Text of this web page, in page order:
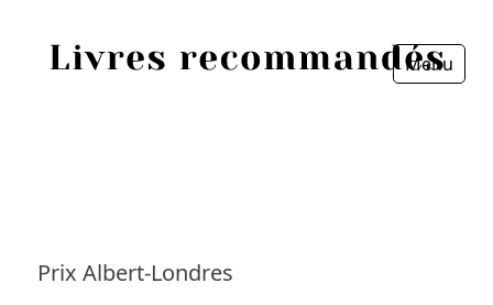
Menu
Prix Albert-Londres
Fermer